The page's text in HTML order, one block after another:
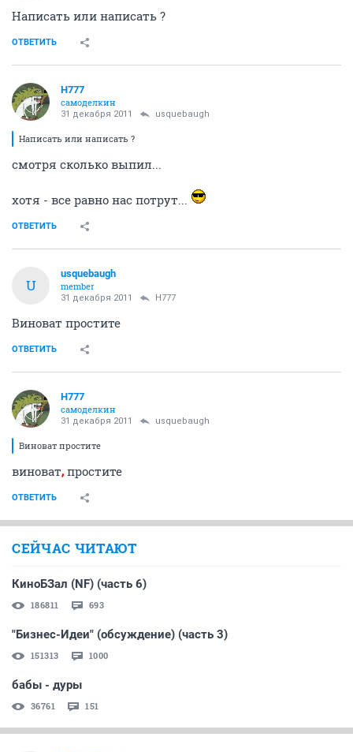
Написать или написать ?
ОТВЕТИТЬ
H777
самоделкин
31 декабря 2011 usquebaugh
Написать или написать ?
смотря сколько выпил...
хотя - все равно нас потрут...
ОТВЕТИТЬ
U
usquebaugh
member
31 декабря 2011 H777
Виноват простите
ОТВЕТИТЬ
H777
самоделкин
31 декабря 2011 usquebaugh
Виноват простите
виноват, простите
ОТВЕТИТЬ
СЕЙЧАС ЧИТАЮТ
КиноБЗал (NF) (часть 6)
186811 693
"Бизнес-Идеи" (обсуждение) (часть 3)
151313 1000
бабы - дуры
36761 151